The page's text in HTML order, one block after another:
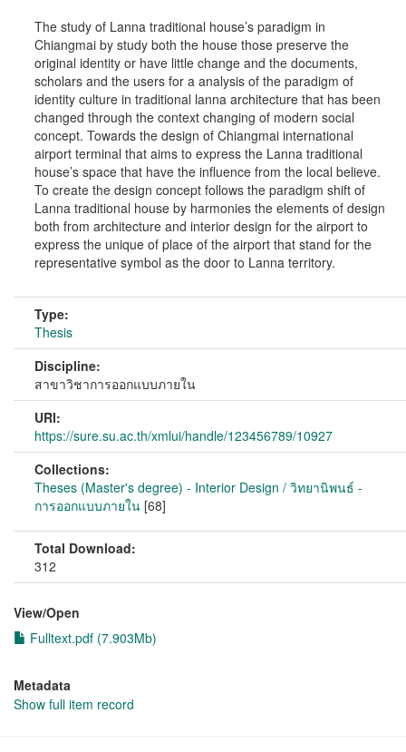
The study of Lanna traditional house’s paradigm in
Chiangmai by study both the house those preserve the
original identity or have little change and the documents,
scholars and the users for a analysis of the paradigm of
identity culture in traditional lanna architecture that has been
changed through the context changing of modern social
concept. Towards the design of Chiangmai international
airport terminal that aims to express the Lanna traditional
house’s space that have the influence from the local believe.
To create the design concept follows the paradigm shift of
Lanna traditional house by harmonies the elements of design
both from architecture and interior design for the airport to
express the unique of place of the airport that stand for the
representative symbol as the door to Lanna territory.
Type:
Thesis
Discipline:
สาขาวิชาการออกแบบภายใน
URI:
https://sure.su.ac.th/xmlui/handle/123456789/10927
Collections:
Theses (Master's degree) - Interior Design / วิทยานิพนธ์ -
การออกแบบภายใน [68]
Total Download:
312
View/Open
Fulltext.pdf (7.903Mb)
Metadata
Show full item record